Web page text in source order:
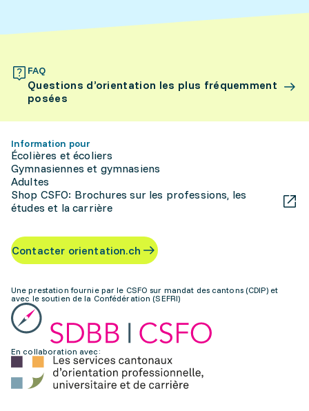
FAQ
Questions d’orientation les plus fréquemment
posées
Information pour
Écolières et écoliers
Gymnasiennes et gymnasiens
Adultes
Shop CSFO: Brochures sur les professions, les
études et la carrière
Contacter orientation.ch
Une prestation fournie par le CSFO sur mandat des cantons (CDIP) et
avec le soutien de la Confédération (SEFRI)
En collaboration avec: